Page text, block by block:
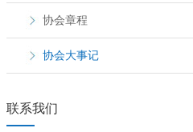
协会章程
协会大事记
联系我们